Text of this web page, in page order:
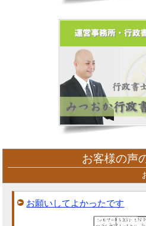
お客様の声
お願いしてよかったです